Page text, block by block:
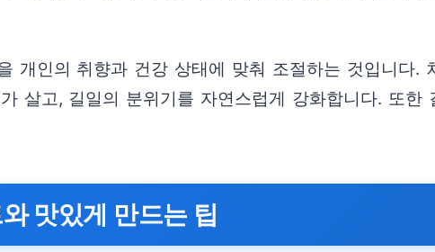
개인의 취향과 건강 상태에 맞춰 조절하는 것입니다
살고, 길일의 분위기를 자연스럽게 강화합니다. 또
맛있게 만드는 팁